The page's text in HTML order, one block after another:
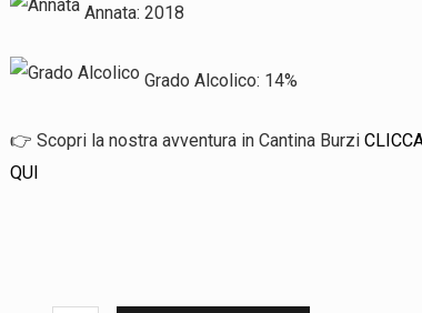
Annata: 2018
Grado Alcolico: 14%
👉 Scopri la nostra avventura in Cantina Burzi
QUI